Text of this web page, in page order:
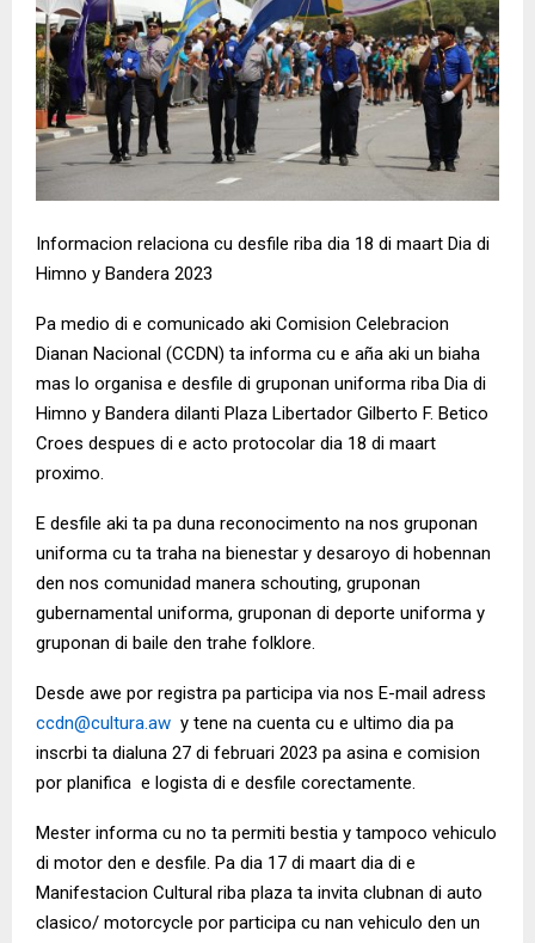
Informacion relaciona cu desfile riba dia 18 di maart Dia di
Himno y Bandera 2023
Pa medio di e comunicado aki Comision Celebracion
Dianan Nacional (CCDN) ta informa cu e aña aki un biaha
mas lo organisa e desfile di gruponan uniforma riba Dia di
Himno y Bandera dilanti Plaza Libertador Gilberto F. Betico
Croes despues di e acto protocolar dia 18 di maart
proximo.
E desfile aki ta pa duna reconocimento na nos gruponan
uniforma cu ta traha na bienestar y desaroyo di hobennan
den nos comunidad manera schouting, gruponan
gubernamental uniforma, gruponan di deporte uniforma y
gruponan di baile den trahe folklore.
Desde awe por registra pa participa via nos E-mail adress
ccdn@cultura.aw y tene na cuenta cu e ultimo dia pa
inscrbi ta dialuna 27 di februari 2023 pa asina e comision
por planifica e logista di e desfile corectamente.
Mester informa cu no ta permiti bestia y tampoco vehiculo
di motor den e desfile. Pa dia 17 di maart dia di e
Manifestacion Cultural riba plaza ta invita clubnan di auto
clasico/ motorcycle por participa cu nan vehiculo den un